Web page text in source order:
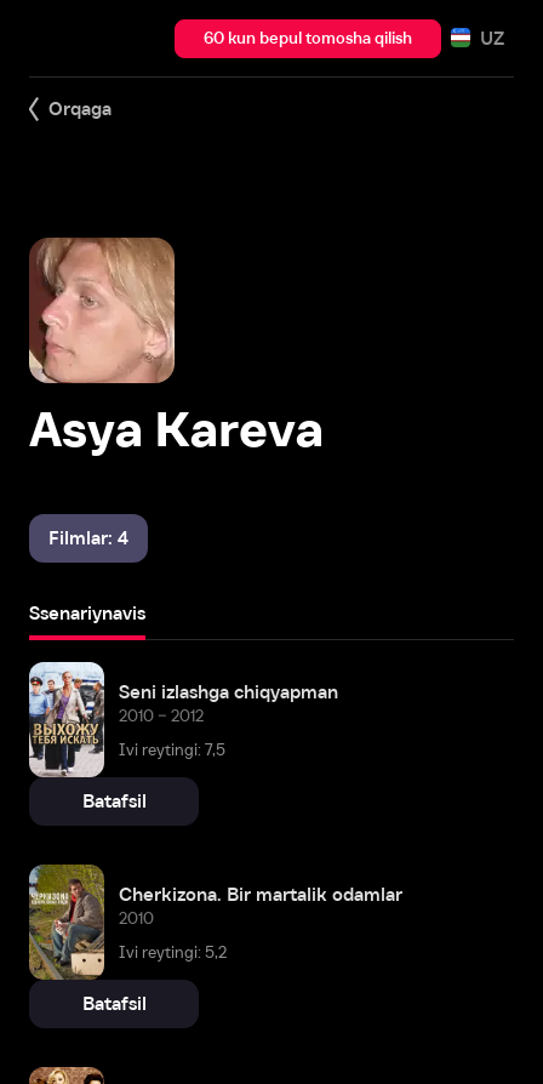
60 kun bepul tomosha qilish UZ
Orqaga
Asya Kareva
Filmlar: 4
Ssenariynavis
Seni izlashga chiqyapman
2010 – 2012
Ivi reytingi: 7,5
Batafsil
Cherkizona. Bir martalik odamlar
2010
Ivi reytingi: 5,2
Batafsil